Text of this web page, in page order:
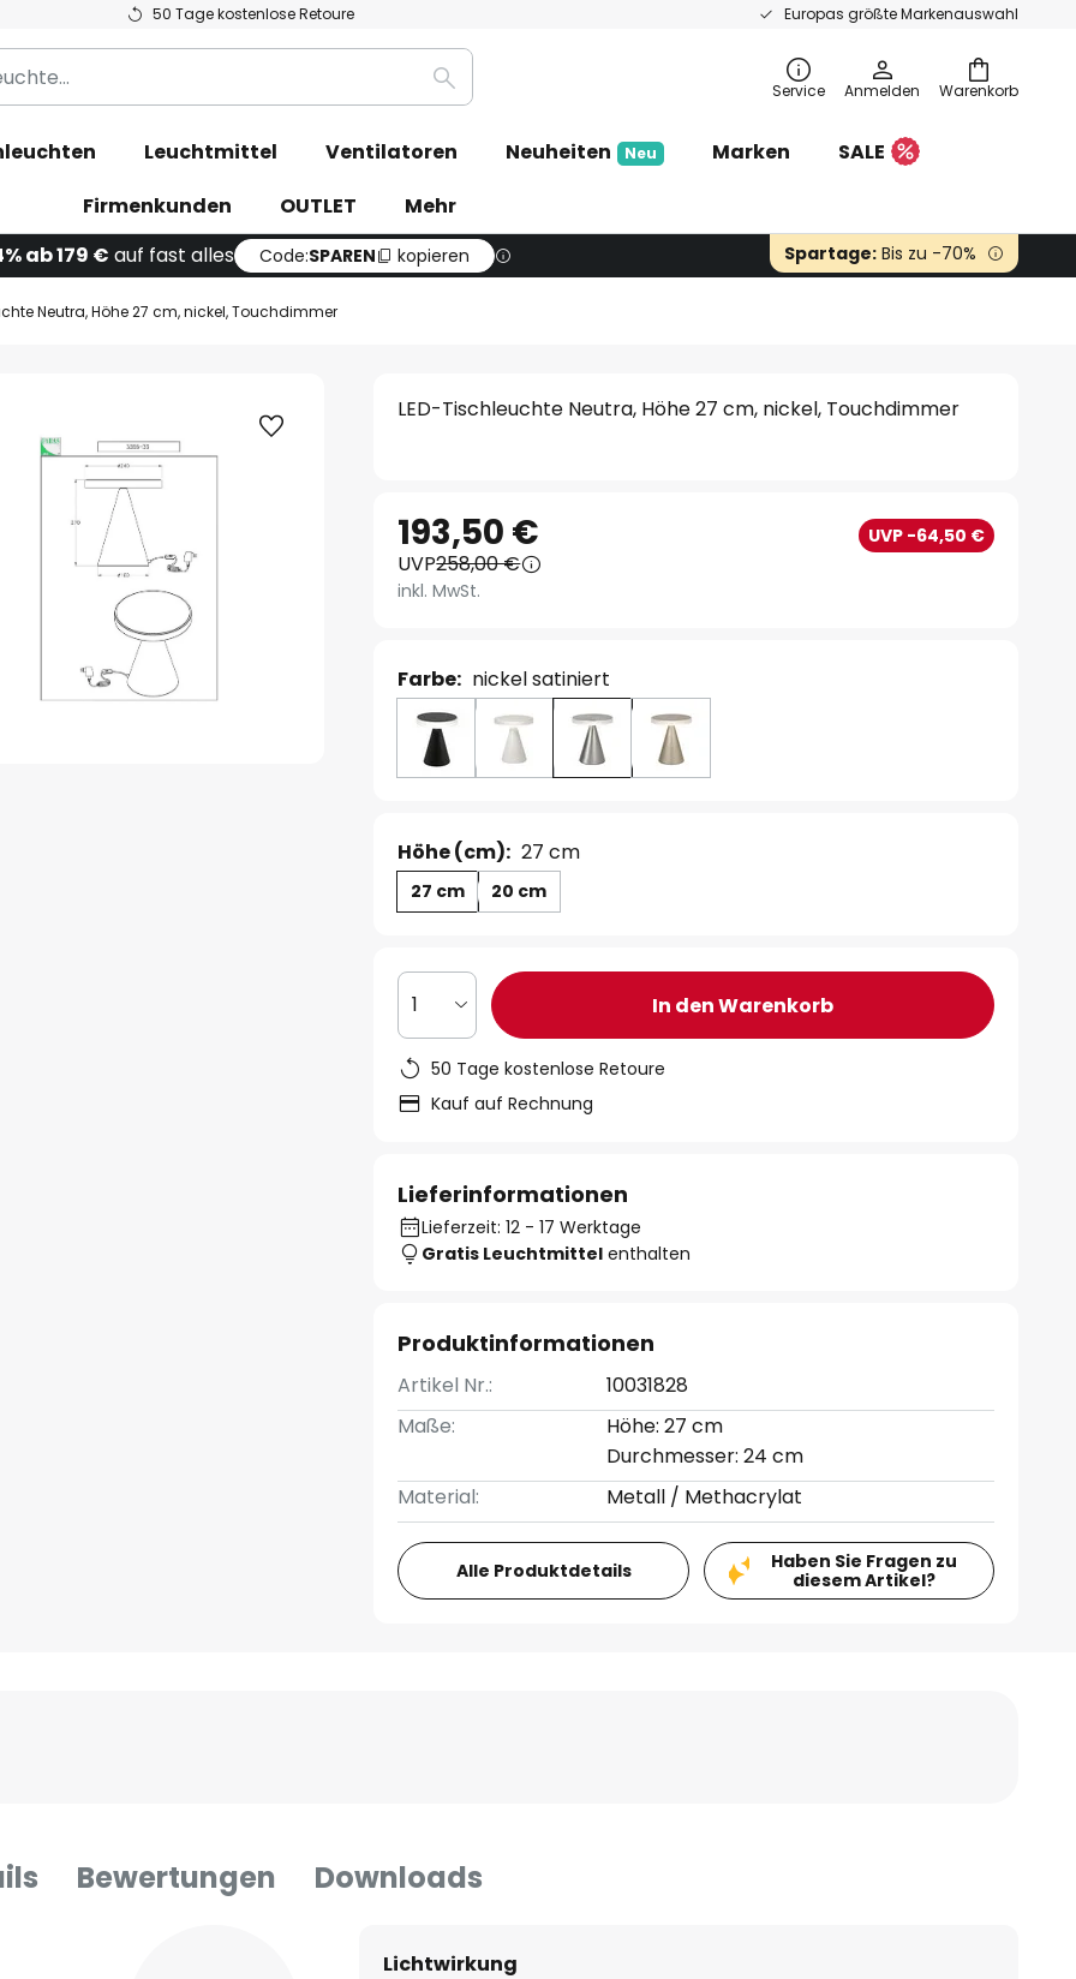
50 Tage kostenlose Retoure Europas größte Markenauswahl
Warenkorb
Suche Service Anmelden
Leuchtmittel Ventilatoren Neuheiten Neu Marken
SALE
Firmenkunden
OUTLET
Mehr
ab 179 € auf fast alles Code:SPAREN kopieren Spartage: Bis zu -70%
Neutra, Höhe 27 cm, nickel, Touchdimmer
LED-Tischleuchte Neutra, Höhe 27 cm, nickel, Touchdimmer
193,50 € UVP -64,50 €
UVP258,00 €
inkl. MwSt.
Farbe: nickel satiniert
Höhe (cm): 27 cm
27 cm 20 cm
1 In den Warenkorb
50 Tage kostenlose Retoure
Kauf auf Rechnung
Lieferinformationen
Lieferzeit: 12 - 17 Werktage
Gratis Leuchtmittel enthalten
Produktinformationen
Artikel Nr.:
10031828
Maße:
Höhe: 27 cm
Durchmesser: 24 cm
Material:
Metall / Methacrylat
Alle Produktdetails
Haben Sie Fragen zu
diesem Artikel?
Bewertungen Downloads
Lichtwirkung